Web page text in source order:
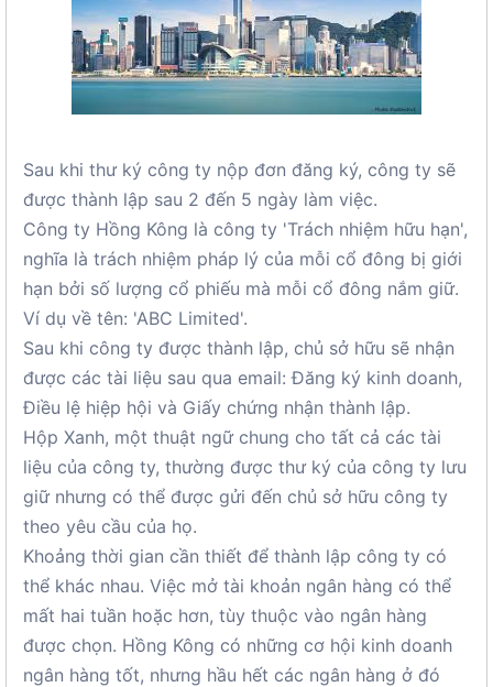
Sau khi thư ký công ty nộp đơn đăng ký, công ty sẽ
được thành lập sau 2 đến 5 ngày làm việc.
Công ty Hồng Kông là công ty 'Trách nhiệm hữu hạn',
nghĩa là trách nhiệm pháp lý của mỗi cổ đông bị giới
hạn bởi số lượng cổ phiếu mà mỗi cổ đông nắm giữ.
Ví dụ về tên: 'ABC Limited'.
Sau khi công ty được thành lập, chủ sở hữu sẽ nhận
được các tài liệu sau qua email: Đăng ký kinh doanh,
Điều lệ hiệp hội và Giấy chứng nhận thành lập.
Hộp Xanh, một thuật ngữ chung cho tất cả các tài
liệu của công ty, thường được thư ký của công ty lưu
giữ nhưng có thể được gửi đến chủ sở hữu công ty
theo yêu cầu của họ.
Khoảng thời gian cần thiết để thành lập công ty có
thể khác nhau. Việc mở tài khoản ngân hàng có thể
mất hai tuần hoặc hơn, tùy thuộc vào ngân hàng
được chọn. Hồng Kông có những cơ hội kinh doanh
ngân hàng tốt, nhưng hầu hết các ngân hàng ở đó